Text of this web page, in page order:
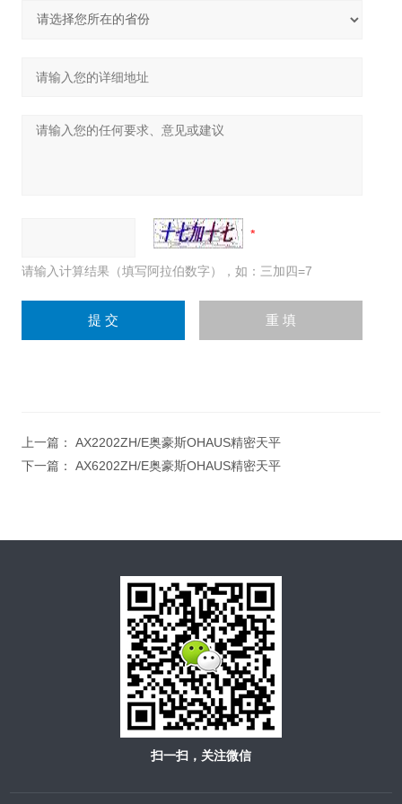
请输入计算结果（填写阿拉伯数字），如：三加四=7
上一篇： AX2202ZH/E奥豪斯OHAUS精密天平
下一篇： AX6202ZH/E奥豪斯OHAUS精密天平
扫一扫，关注微信